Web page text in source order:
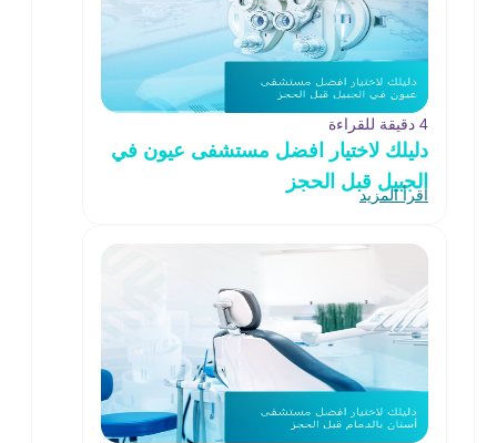
4 دقيقة للقراءة
دليلك لاختيار افضل مستشفى عيون في
الجبيل قبل الحجز
اقرأ المزيد